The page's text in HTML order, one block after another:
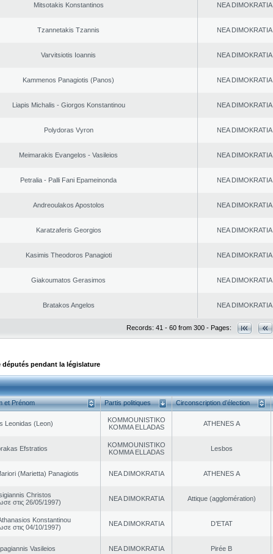
Mitsotakis Konstantinos NEA DΙMOKRATIA
Tzannetakis Tzannis NEA DΙMOKRATIA
Varvitsiotis Ioannis NEA DΙMOKRATIA
Kammenos Panagiotis (Panos) NEA DΙMOKRATIA
Liapis Michalis - Giorgos Konstantinou NEA DΙMOKRATIA
Polydoras Vyron NEA DΙMOKRATIA
Meimarakis Evangelos - Vasileios NEA DΙMOKRATIA
Petralia - Palli Fani Epameinonda NEA DΙMOKRATIA
Andreoulakos Apostolos NEA DΙMOKRATIA
Karatzaferis Georgios NEA DΙMOKRATIA
Kasimis Theodoros Panagioti NEA DΙMOKRATIA
Giakoumatos Gerasimos NEA DΙMOKRATIA
Bratakos Angelos NEA DΙMOKRATIA
Records: 41 - 60 from 300 - Pages:
députés pendant la législature
et Prénom Partis politiques Circonscription d’élection
Leonidas (Leon)
KOMMOUNISTIKO
KOMMA ELLADAS
ATHENES Α
Efstratios
KOMMOUNISTIKO
KOMMA ELLADAS
Lesbos
(Marietta) Panagiotis NEA DΙMOKRATIA ATHENES Α
Christos
στις 26/05/1997)
NEA DΙMOKRATIA Αttique (agglomération)
Konstantinou
στις 04/10/1997)
NEA DΙMOKRATIA D’ETAT
Vasileios NEA DΙMOKRATIA Pirée B